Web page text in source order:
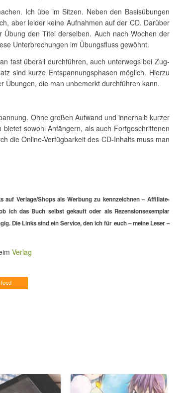
Ich übe im Sitzen. Neben den Basisübungen
aber leider keine Aufnahmen auf der CD. Darüber
den Titel derselben. Auch nach Wochen der
Unterbrechungen im Übungsfluss gewöhnt.
fast überall durchführen, auch unterwegs bei Zug-
sind kurze Entspannungsphasen möglich. Hierzu
Übungen, die man unbemerkt durchführen kann.
Ohne großen Aufwand und innerhalb kurzer
sowohl Anfängern, als auch Fortgeschrittenen
die Online-Verfügbarkeit des CD-Inhalts muss man
auf Verlage/Shops als Werbung zu kennzeichnen – Affiliate-
ich das Buch selbst gekauft oder als Rezensionsexemplar
Die Links sind ein Service, den ich für euch – meine Leser –
Verlag
feed